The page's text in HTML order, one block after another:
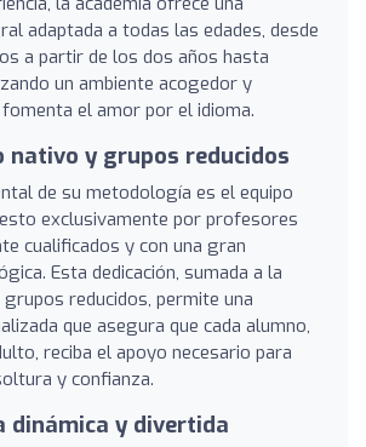
adaptada a todas las edades, desde
a partir de los dos años hasta
un ambiente acogedor y
el amor por el idioma.
nativo y grupos reducidos
de su metodología es el equipo
exclusivamente por profesores
cualificados y con una gran
Esta dedicación, sumada a la
reducidos, permite una
que asegura que cada alumno,
reciba el apoyo necesario para
y confianza.
dinámica y divertida